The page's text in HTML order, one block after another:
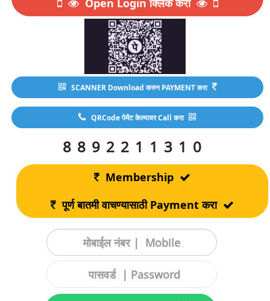
Open Login क्लिक करा
SCANNER Download करुन PAYMENT करा
QRCode पेमेंट केल्यावर Call करा
8892211310
Membership
पूर्ण बातमी वाचण्यासाठी Payment करा